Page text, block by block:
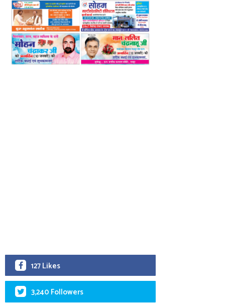
127 Likes
3,240 Followers